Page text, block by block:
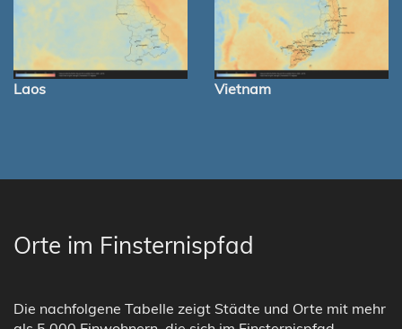
Laos Vietnam
Orte im Finsternispfad
Die nachfolgene Tabelle zeigt Städte und Orte mit mehr